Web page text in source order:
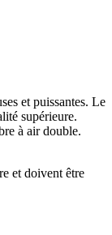
et puissantes. Le
supérieure.
à air double.
et doivent être